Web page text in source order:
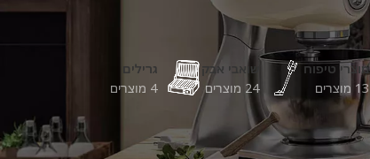
מוצרי טיפוח
13 מוצרים
שואבי אבק
24 מוצרים
גרילים
4 מוצרים